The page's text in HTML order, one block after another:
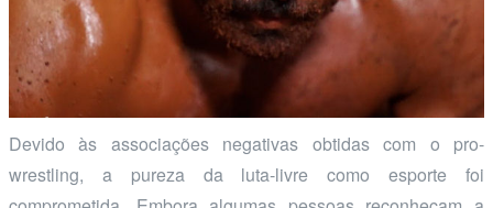
Devido às associações negativas obtidas com o pro-
wrestling, a pureza da luta-livre como esporte foi